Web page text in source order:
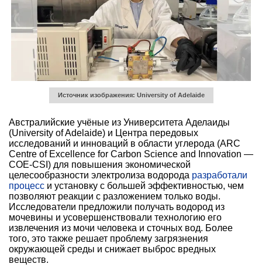
Источник изображения: University of Adelaide
Австралийские учёные из Университета Аделаиды
(University of Adelaide) и Центра передовых
исследований и инноваций в области углерода (ARC
Centre of Excellence for Carbon Science and Innovation —
COE-CSI) для повышения экономической
целесообразности электролиза водорода разработали
процесс и установку с большей эффективностью, чем
позволяют реакции с разложением только воды.
Исследователи предложили получать водород из
мочевины и усовершенствовали технологию его
извлечения из мочи человека и сточных вод. Более
того, это также решает проблему загрязнения
окружающей среды и снижает выброс вредных
веществ.